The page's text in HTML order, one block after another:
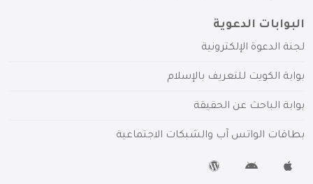
البوابات الدعوية
لجنة الدعوة الإلكترونية
بوابة الكويت للتعريف بالإسلام
بوابة الباحث عن الحقيقة
بطاقات الواتس آب والشبكات الاجتماعية